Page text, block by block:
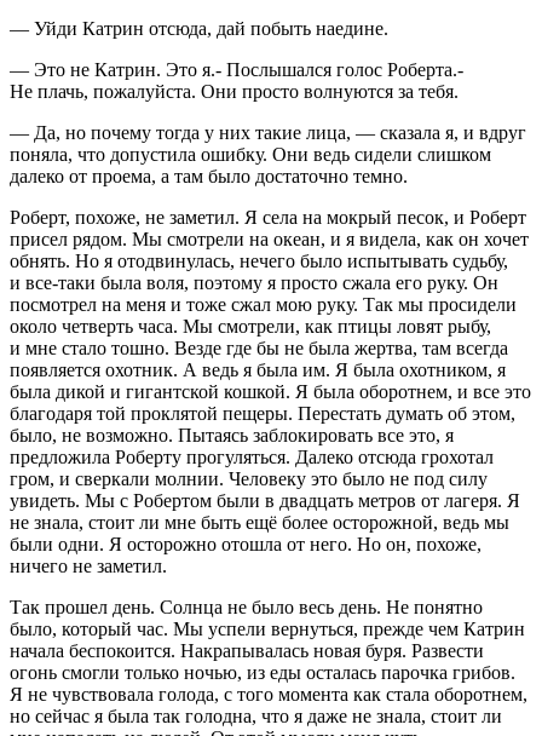
— Уйди Катрин отсюда, дай побыть наедине.
— Это не Катрин. Это я.- Послышался голос Роберта.-
Не плачь, пожалуйста. Они просто волнуются за тебя.
— Да, но почему тогда у них такие лица, — сказала я, и вдруг
поняла, что допустила ошибку. Они ведь сидели слишком
далеко от проема, а там было достаточно темно.
Роберт, похоже, не заметил. Я села на мокрый песок, и Роберт
присел рядом. Мы смотрели на океан, и я видела, как он хочет
обнять. Но я отодвинулась, нечего было испытывать судьбу,
и все-таки была воля, поэтому я просто сжала его руку. Он
посмотрел на меня и тоже сжал мою руку. Так мы просидели
около четверть часа. Мы смотрели, как птицы ловят рыбу,
и мне стало тошно. Везде где бы не была жертва, там всегда
появляется охотник. А ведь я была им. Я была охотником, я
была дикой и гигантской кошкой. Я была оборотнем, и все это
благодаря той проклятой пещеры. Перестать думать об этом,
было, не возможно. Пытаясь заблокировать все это, я
предложила Роберту прогуляться. Далеко отсюда грохотал
гром, и сверкали молнии. Человеку это было не под силу
увидеть. Мы с Робертом были в двадцать метров от лагеря. Я
не знала, стоит ли мне быть ещё более осторожной, ведь мы
были одни. Я осторожно отошла от него. Но он, похоже,
ничего не заметил.
Так прошел день. Солнца не было весь день. Не понятно
было, который час. Мы успели вернуться, прежде чем Катрин
начала беспокоится. Накрапывалась новая буря. Развести
огонь смогли только ночью, из еды осталась парочка грибов.
Я не чувствовала голода, с того момента как стала оборотнем,
но сейчас я была так голодна, что я даже не знала, стоит ли